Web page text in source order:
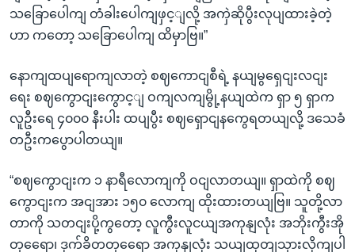
သခြောပေါကျ တံခါးပေါကျဖှင့ျလို့ အကှဲဆိုပွီးလုပျထားခဲ့တဲ့
ဟာ ကတော့ သခြောပေါကျ ထိမှာဗြ။”
နောကျထပျရောကျလာတဲ့ စဈကောငျစီရဲ့ နယျမွရှေငျးလငျး
ရေး စဈကွောငျးကွောင့ျ ဝကျလကျမွို့နယျထဲက ရှာ ၅ ရှာက
လူဦးရေ ၄၀၀၀ နီးပါး ထပျပွီး စဈရှောငျနကွေရတယျလို့ ဒသေခံ
တဦးကပွောပါတယျ။
“စဈကွောငျးက ၁ နာရီလောကျကို ဝငျလာတယျ။ ရှာထဲကို စဈ
ကွောငျးက အငျအား ၁၅၀ လောကျ ထိုးထားတယျဗြ။ သူတို့လာ
တာကို သတငျးပို့ကွတော့ လူကွီးလူငယျအကုနျလုံး အဘိုးကွီးအို
တှရေော၊ ဒုက်ခိတတှရေော အကုနျလုံး သယျထုတျသှားလိုကျပါ